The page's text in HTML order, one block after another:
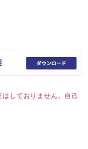
しておりません。自己